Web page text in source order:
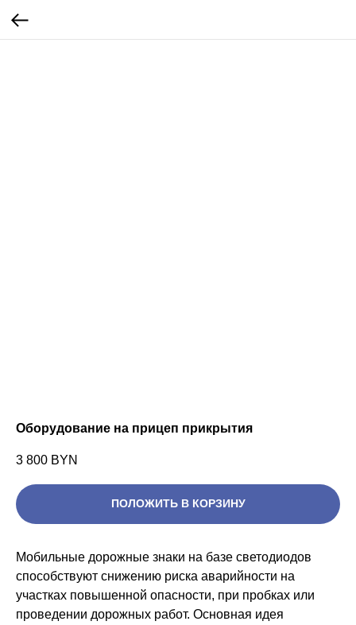
Оборудование на прицеп прикрытия
3 800 BYN
ПОЛОЖИТЬ В КОРЗИНУ
Мобильные дорожные знаки на базе светодиодов
способствуют снижению риска аварийности на
участках повышенной опасности, при пробках или
проведении дорожных работ. Основная идея